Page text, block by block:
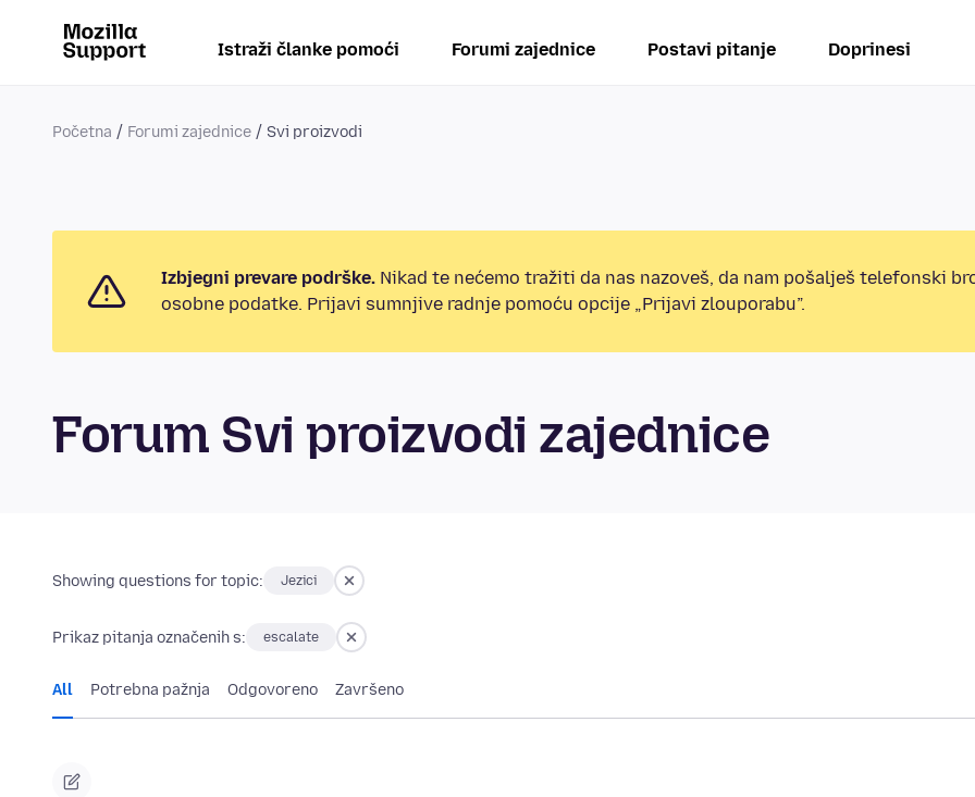
Istraži članke pomoći Forumi zajednice Postavi pitanje Doprinesi
Početna Forumi zajednice Svi proizvodi
Izbjegni prevare podrške. Nikad te nećemo tražiti da nas nazoveš, da nam pošalješ telefonski
osobne podatke. Prijavi sumnjive radnje pomoću opcije „Prijavi zlouporabu”.
Forum Svi proizvodi zajednice
Showing questions for topic: Jezici
Prikaz pitanja označenih s: escalate
All Potrebna pažnja Odgovoreno Završeno